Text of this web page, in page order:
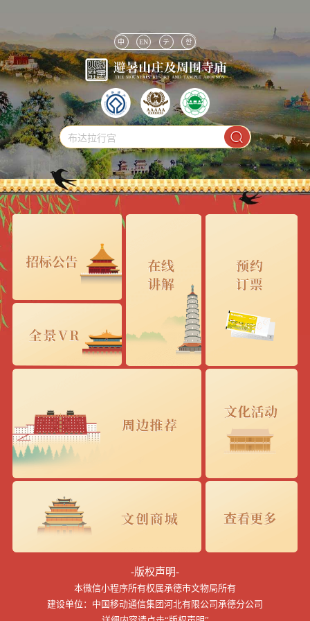
中 EN テ 한
布达拉行宫
-版权声明-
本微信小程序所有权属承德市文物局所有
建设单位：中国移动通信集团河北有限公司承德分公司